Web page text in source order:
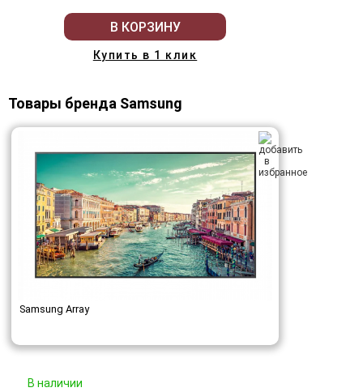
В КОРЗИНУ
Купить в 1 клик
Товары бренда Samsung
Samsung Array
В наличии